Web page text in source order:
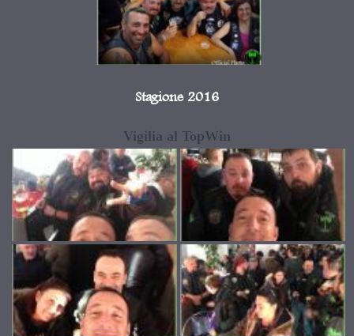
Stagione 2016
Vigilia al TopWin